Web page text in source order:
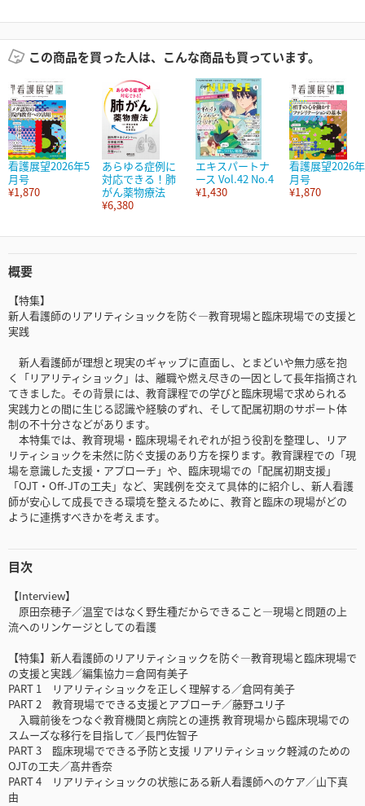
この商品を買った人は、こんな商品も買っています。
看護展望2026年5
月号
¥1,870
あらゆる症例に
対応できる！肺
がん薬物療法
¥6,380
エキスパートナ
ース Vol.42 No.4
¥1,430
看護展望2026
月号
¥1,870
概要
【特集】
新人看護師のリアリティショックを防ぐ―教育現場と臨床現場での支援と
実践
新人看護師が理想と現実のギャップに直面し、とまどいや無力感を抱
く「リアリティショック」は、離職や燃え尽きの一因として長年指摘され
てきました。その背景には、教育課程での学びと臨床現場で求められる
実践力との間に生じる認識や経験のずれ、そして配属初期のサポート体
制の不十分さなどがあります。
本特集では、教育現場・臨床現場それぞれが担う役割を整理し、リア
リティショックを未然に防ぐ支援のあり方を探ります。教育課程での「現
場を意識した支援・アプローチ」や、臨床現場での「配属初期支援」
「OJT・Off-JTの工夫」など、実践例を交えて具体的に紹介し、新人看護
師が安心して成長できる環境を整えるために、教育と臨床の現場がどの
ように連携すべきかを考えます。
目次
【Interview】
原田奈穂子／温室ではなく野生種だからできること―現場と問題の上
流へのリンケージとしての看護
【特集】新人看護師のリアリティショックを防ぐ―教育現場と臨床現場で
の支援と実践／編集協力＝倉岡有美子
PART 1 リアリティショックを正しく理解する／倉岡有美子
PART 2 教育現場でできる支援とアプローチ／藤野ユリ子
入職前後をつなぐ教育機関と病院との連携 教育現場から臨床現場での
スムーズな移行を目指して／長門佐智子
PART 3 臨床現場でできる予防と支援 リアリティショック軽減のための
OJTの工夫／髙井香奈
PART 4 リアリティショックの状態にある新人看護師へのケア／山下真
由